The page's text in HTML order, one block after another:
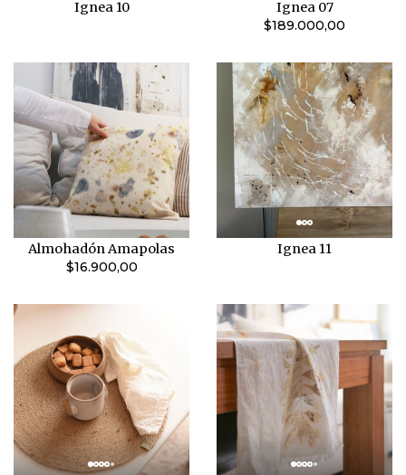
Ignea 10
Ignea 07
$189.000,00
Almohadón Amapolas
$16.900,00
Ignea 11